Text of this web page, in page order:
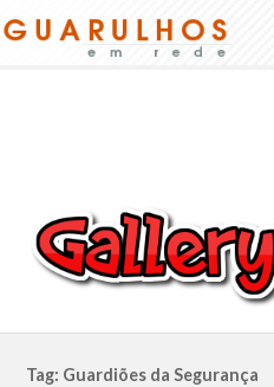
Tag: Guardiões da Segurança